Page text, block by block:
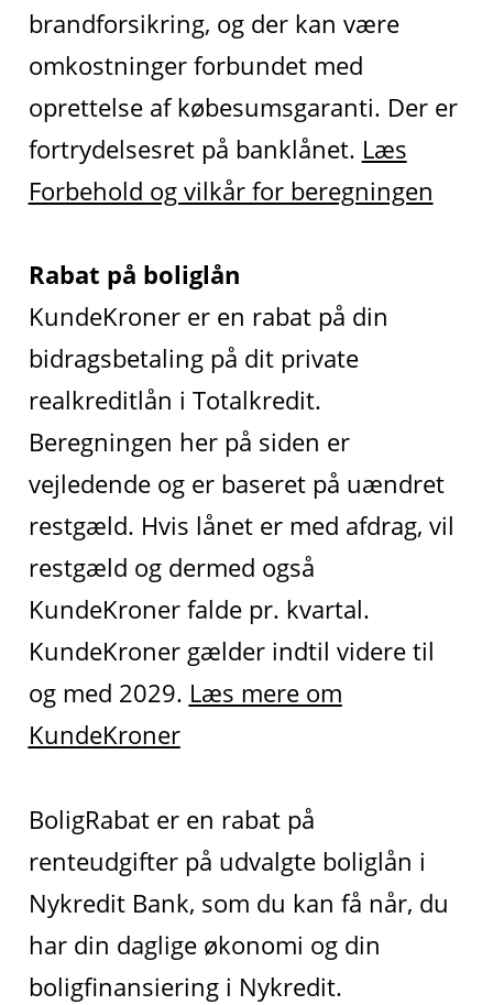
brandforsikring, og der kan være
omkostninger forbundet med
oprettelse af købesumsgaranti. Der er
fortrydelsesret på banklånet. Læs
Forbehold og vilkår for beregningen
Rabat på boliglån
KundeKroner er en rabat på din
bidragsbetaling på dit private
realkreditlån i Totalkredit.
Beregningen her på siden er
vejledende og er baseret på uændret
restgæld. Hvis lånet er med afdrag, vil
restgæld og dermed også
KundeKroner falde pr. kvartal.
KundeKroner gælder indtil videre til
og med 2029. Læs mere om
KundeKroner
BoligRabat er en rabat på
renteudgifter på udvalgte boliglån i
Nykredit Bank, som du kan få når, du
har din daglige økonomi og din
boligfinansiering i Nykredit.